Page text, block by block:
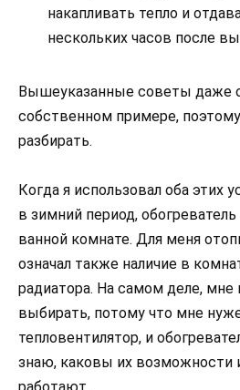
накапливать тепло и
нескольких часов после
Вышеуказанные советы даже
собственном примере,
разбирать.
Когда я использовал оба этих
в зимний период,
ванной комнате. Для меня
означал также наличие в
радиатора. На самом деле, мне
выбирать, потому что мне
тепловентилятор, и
знаю, каковы их возможности